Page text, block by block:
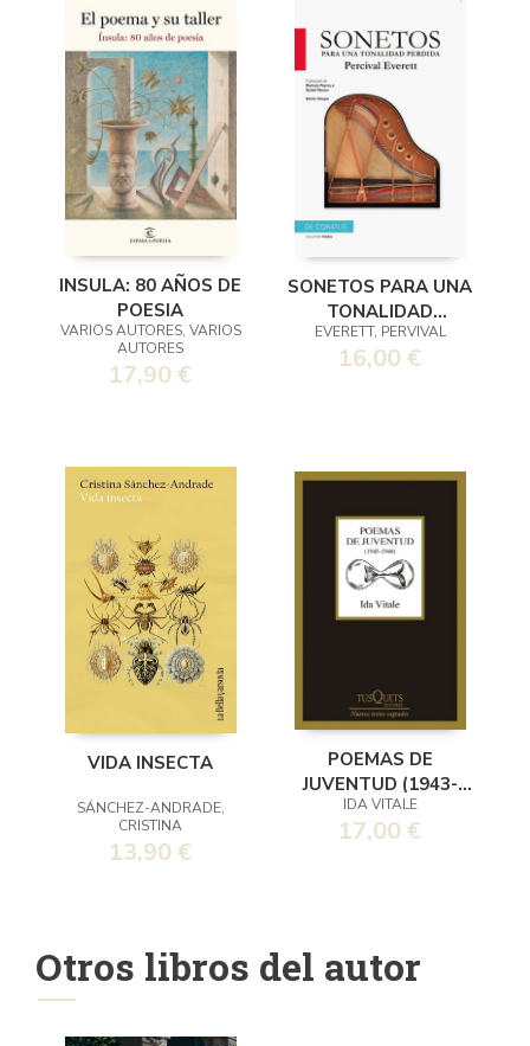
INSULA: 80 AÑOS DE
POESIA
VARIOS AUTORES, VARIOS
AUTORES
17,90 €
SONETOS PARA UNA
TONALIDAD
PERDIDA
EVERETT, PERVIVAL
16,00 €
VIDA INSECTA
SÁNCHEZ-ANDRADE,
CRISTINA
13,90 €
POEMAS DE
JUVENTUD (1943-
1946)
IDA VITALE
17,00 €
Otros libros del autor